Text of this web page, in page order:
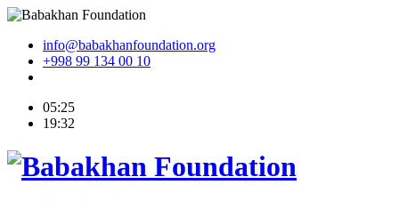
info@babakhanfoundation.org
+998 99 134 00 10
05:25
19:32